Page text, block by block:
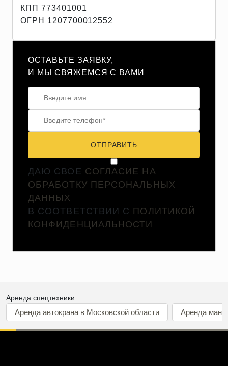
КПП 773401001
ОГРН 1207700012552
ОСТАВЬТЕ ЗАЯВКУ,
И МЫ СВЯЖЕМСЯ С ВАМИ
ОТПРАВИТЬ
ДАЮ СВОЕ СОГЛАСИЕ НА
ОБРАБОТКУ ПЕРСОНАЛЬНЫХ
ДАННЫХ
В СООТВЕТСТВИИ С ПОЛИТИКОЙ
КОНФИДЕНЦИАЛЬНОСТИ
Аренда спецтехники
Аренда автокрана в Московской области Аренда